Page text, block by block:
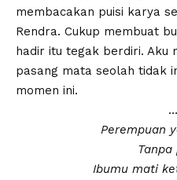
membacakan puisi karya
Rendra. Cukup membuat
hadir itu tegak berdiri. Aku
pasang mata seolah tidak
momen ini.
Perempuan
Ibumu mati